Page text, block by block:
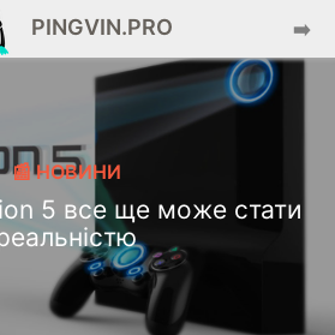
PINGVIN.PRO ➡️
📰 НОВИНИ
5 все ще може стати